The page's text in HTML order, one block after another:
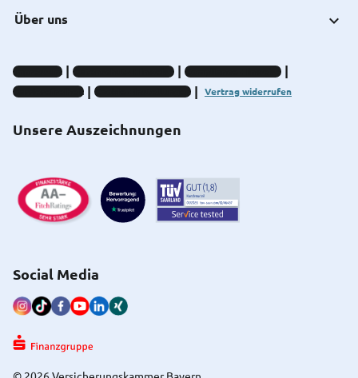
Über uns
Unsere Auszeichnungen
Impressum Datenschutz-Hinweise
Compliance-Hinweise
Barrierefreiheit
Cookie-Einstellungen Vertrag widerrufen
Social Media